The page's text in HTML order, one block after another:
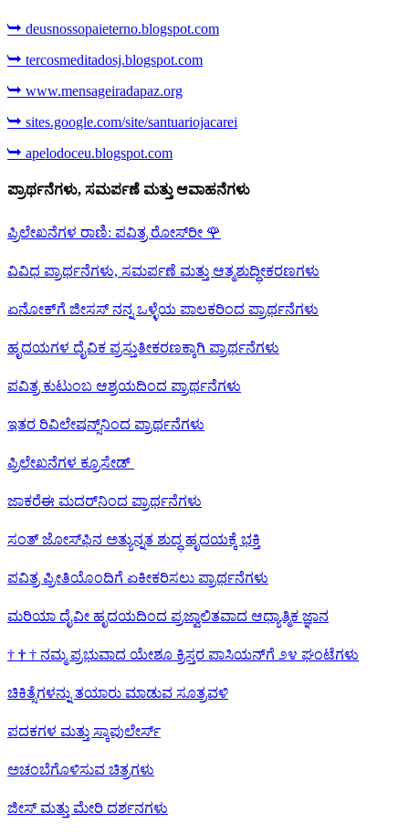
➥ deusnossopaieterno.blogspot.com
➥ tercosmeditadosj.blogspot.com
➥ www.mensageiradapaz.org
➥ sites.google.com/site/santuariojacarei
➥ apelodoceu.blogspot.com
ಪ್ರಾರ್ಥನೆಗಳು, ಸಮರ್ಪಣೆ ಮತ್ತು ಆವಾಹನೆಗಳು
ಪ್ರಿಲೇಖನೆಗಳ ರಾಣಿ: ಪವಿತ್ರ ರೋಸ್‌ರೀ 🌹
ವಿವಿಧ ಪ್ರಾರ್ಥನೆಗಳು, ಸಮರ್ಪಣೆ ಮತ್ತು ಆತ್ಮಶುದ್ಧೀಕರಣಗಳು
ಏನೋಕ್‍ಗೆ ಜೀಸಸ್ ನನ್ನ ಒಳ್ಳೆಯ ಪಾಲಕರಿಂದ ಪ್ರಾರ್ಥನೆಗಳು
ಹೃದಯಗಳ ದೈವಿಕ ಪ್ರಸ್ತುತೀಕರಣಕ್ಕಾಗಿ ಪ್ರಾರ್ಥನೆಗಳು
ಪವಿತ್ರ ಕುಟುಂಬ ಆಶ್ರಯದಿಂದ ಪ್ರಾರ್ಥನೆಗಳು
ಇತರ ರಿವಿಲೇಷನ್ಸ್‌ನಿಂದ ಪ್ರಾರ್ಥನೆಗಳು
ಪ್ರಿಲೇಖನೆಗಳ ಕ್ರೂಸೇಡ್
ಜಾಕರೆಈ ಮದರ್‌ನಿಂದ ಪ್ರಾರ್ಥನೆಗಳು
ಸಂತ್ ಜೋಸ್‌ಫಿನ ಅತ್ಯುನ್ನತ ಶುದ್ಧ ಹೃದಯಕ್ಕೆ ಭಕ್ತಿ
ಪವಿತ್ರ ಪ್ರೀತಿಯೊಂದಿಗೆ ಏಕೀಕರಿಸಲು ಪ್ರಾರ್ಥನೆಗಳು
ಮರಿಯಾ ದೈವೀ ಹೃದಯದಿಂದ ಪ್ರಜ್ವಾಲಿತವಾದ ಆಧ್ಯಾತ್ಮಿಕ ಜ್ಞಾನ
† † † ನಮ್ಮ ಪ್ರಭುವಾದ ಯೇಶೂ ಕ್ರಿಸ್ತರ ಪಾಸಿಯನ್‌ಗೆ ೨೪ ಘಂಟೆಗಳು
ಚಿಕಿತ್ಸೆಗಳನ್ನು ತಯಾರು ಮಾಡುವ ಸೂತ್ರವಳಿ
ಪದಕಗಳ ಮತ್ತು ಸ್ಕಾಪುಲೇರ್ಸ್
ಅಚಂಬೆಗೊಳಿಸುವ ಚಿತ್ರಗಳು
ಜೀಸ್‌ ಮತ್ತು ಮೇರಿ ದರ್ಶನಗಳು